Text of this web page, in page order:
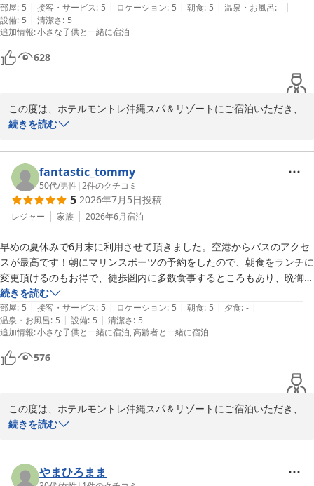
2026-07-28
また、沖縄へ旅行する際は利用したいと思います。
部屋: 5 | 接客・サービス: 5 | ロケーション: 5 | 朝食: 5 | 温泉・お風呂: - |
設備: 5 | 清潔さ: 5
追加情報:小さな子供と一緒に宿泊
628
この度は、ホテルモントレ沖縄スパ＆リゾートにご宿泊いただき、
また素敵な口コミをご投稿いただき誠にありがとうございます。
初めてのご宿泊とのことですが、朝食・夕食のビュッフェを美味し
くお召し上がりいただき、またお部屋からの景色もお楽しみいただ
けたと伺い、大変嬉しく拝見いたしました。
お天気にも恵まれ、最高の眺望をご覧いただけたことは、スタッフ
にとっても喜ばしい限りです。
プールにつきましても、お子さまに楽しんでいただけたとのこと、
安心して遊べる環境づくりを心がけておりますので、そのようなお
声を頂戴でき大変励みになります。
「また沖縄へ旅行する際は利用したい」とのお言葉をいただき、ス
タッフ一同とても嬉しく思っております。
次回もご家族皆さまに快適で思い出に残る滞在をご提供できるよう
努めてまいります。
ご投稿ありがとうございました。
ホテルモントレ沖縄 スパ＆リゾート
続きを読む
fantastic_tommy
50代/男性 |2件のクチコミ
5 2026年7月5日投稿
レジャー 家族 2026年6月宿泊
早めの夏休みで6月末に利用させて頂きました。空港からバスのアクセ
スが最高です！朝にマリンスポーツの予約をしたので、朝食をランチに
変更頂けるのもお得で、徒歩圏内に多数食事するところもあり、晩御飯
にも困りません（迷います）。ハンドクラフトは夜も営業されていて、
こちらも利用させて頂きました。また、スパも利用しましたが、お部屋
の浴室が洗い場付きでセパレートです！プール、目の前がビーチと子供
連れだと時間外足りないです！あえて、マイナス点を挙げるとすると、
３階フロントまでの徒歩、エレベーターが微妙に手間です。
続きを読む
部屋: 5 | 接客・サービス: 5 | ロケーション: 5 | 朝食: 5 | 夕食: - |
温泉・お風呂: 5 | 設備: 5 | 清潔さ: 5
追加情報:小さな子供と一緒に宿泊 高齢者と一緒に宿泊
576
この度は、ホテルモントレ沖縄スパ＆リゾートにご宿泊いただき、
また素敵な口コミをご投稿いただき誠にありがとうございます。
空港からのアクセスや、朝食をランチへ変更できるサービス、周辺
の飲食店の充実など、快適にお過ごしいただけた点を多く挙げてい
続きを読む
やまひろまま